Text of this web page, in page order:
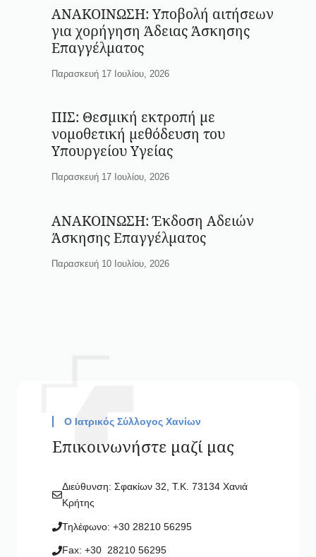
ΑΝΑΚΟΙΝΩΣΗ: Υποβολή αιτήσεων
για χορήγηση Άδειας Άσκησης
Επαγγέλματος
Παρασκευή 17 Ιουλίου, 2026
ΠΙΣ: Θεσμική εκτροπή με
νομοθετική μεθόδευση του
Υπουργείου Υγείας
Παρασκευή 17 Ιουλίου, 2026
ΑΝΑΚΟΙΝΩΣΗ: Έκδοση Αδειών
Άσκησης Επαγγέλματος
Παρασκευή 10 Ιουλίου, 2026
Ο Ιατρικός Σύλλογος Χανίων
Επικοινωνήστε μαζί μας
Διεύθυνση: Σφακίων 32, Τ.Κ. 73134 Χανιά
Κρήτης
Τηλέφωνο: +30 28210 56295
Fax: +30 28210 56295